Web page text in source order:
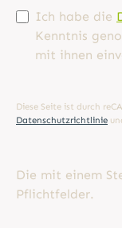
Ich habe die
Kenntnis
mit ihnen
Diese Seite ist durch
Datenschutzrichtlinie
Die mit einem
Pflichtfelder.